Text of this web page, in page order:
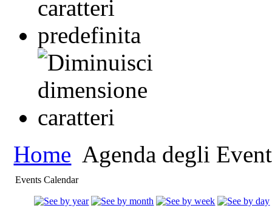
Home Agenda degli
Events Calendar